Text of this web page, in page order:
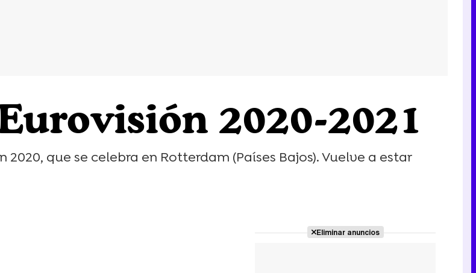
2020-2021
que se celebra en Rotterdam (Países Bajos). Vuelve a estar
Eliminar anuncios